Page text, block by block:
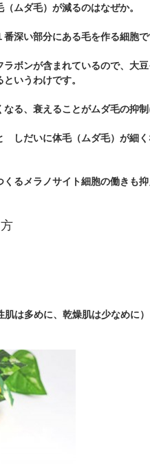
ムダ毛）が減るのはなぜか。
深い部分にある毛を作る細胞
ボンが含まれているので、大
いうわけです。
る、衰えることがムダ毛の抑
しだいに体毛（ムダ毛）が細
るメラノサイト細胞の働きも
は多めに、乾燥肌は少なめに）